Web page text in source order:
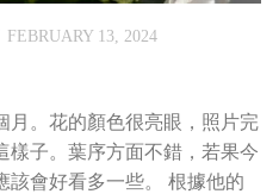
FEBRUARY 13, 2024
月。花的顏色很亮眼，照片完
樣子。葉序方面不錯，若果今
該會好看多一些。 根據他的